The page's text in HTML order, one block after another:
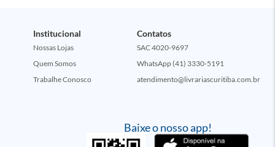
Baixe o nosso app!
Institucional
Nossas Lojas
Quem Somos
Trabalhe Conosco
Contatos
SAC 4020-9697
WhatsApp (41) 3330-5191
atendimento@livrariascuritiba.com.br